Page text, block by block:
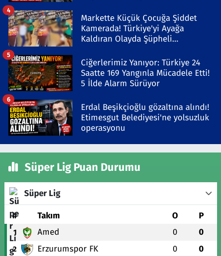
Markette Küçük Çocuğa Şiddet
Kamerada! Türkiye'yi Ayağa
Kaldıran Olayda Şüpheli
4
Ciğerlerimiz Yanıyor: Türkiye 24
Saatte 169 Yangınla Mücadele Etti!
5 İlde Alarm Sürüyor
5
Erdal Beşikçioğlu gözaltına alındı!
Etimesgut Belediyesi'ne yolsuzluk
operasyonu
6
Süper Lig Puan Durumu
Süper Lig
# Takım O P
1 Amed 0 0
2 Erzurumspor FK 0 0